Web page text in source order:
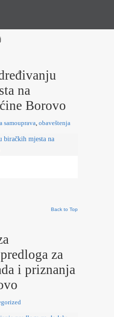
na
Borovo
samouprava, obaveštenja
Back to Top
za
i priznanja